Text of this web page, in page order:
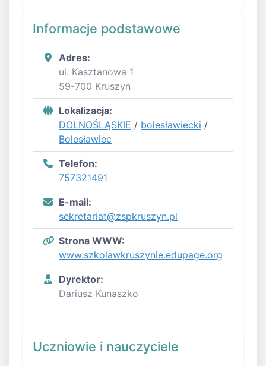
Informacje podstawowe
Adres:
ul. Kasztanowa 1
59-700 Kruszyn
Lokalizacja:
DOLNOŚLĄSKIE / bolesławiecki /
Bolesławiec
Telefon:
757321491
E-mail:
sekretariat@zspkruszyn.pl
Strona WWW:
www.szkolawkruszynie.edupage.org
Dyrektor:
Dariusz Kunaszko
Uczniowie i nauczyciele